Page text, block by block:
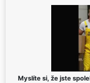
Myslíte si, že jste